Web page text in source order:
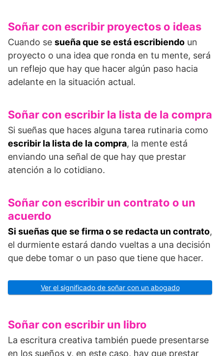
Soñar con escribir proyectos o ideas
Cuando se sueña que se está escribiendo un
proyecto o una idea que ronda en tu mente, será
un reflejo que hay que hacer algún paso hacia
adelante en la situación actual.
Soñar con escribir la lista de la compra
Si sueñas que haces alguna tarea rutinaria como
escribir la lista de la compra, la mente está
enviando una señal de que hay que prestar
atención a lo cotidiano.
Soñar con escribir un contrato o un
acuerdo
Si sueñas que se firma o se redacta un contrato,
el durmiente estará dando vueltas a una decisión
que debe tomar o un paso que tiene que hacer.
Ver el significado de soñar con un abogado
Soñar con escribir un libro
La escritura creativa también puede presentarse
en los sueños y, en este caso, hay que prestar